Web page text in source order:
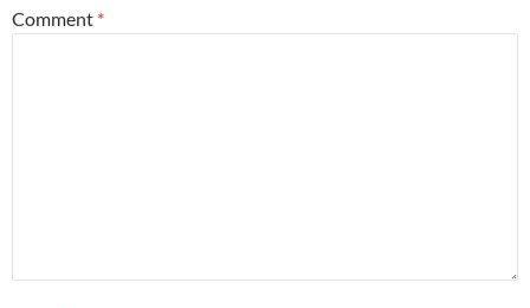
Comment *